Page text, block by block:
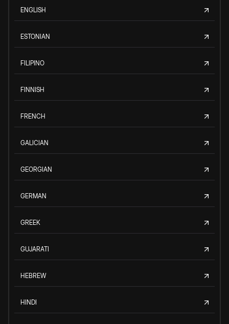
ENGLISH
ESTONIAN
FILIPINO
FINNISH
FRENCH
GALICIAN
GEORGIAN
GERMAN
GREEK
GUJARATI
HEBREW
HINDI